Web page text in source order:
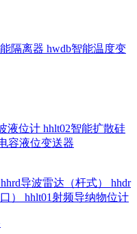
隔离器 hwdb智能温度变
液位计 hhlt02智能扩散硅
容液位变送器
hhrd导波雷达（杆式） hhdr
） hhlt01射频导纳物位计